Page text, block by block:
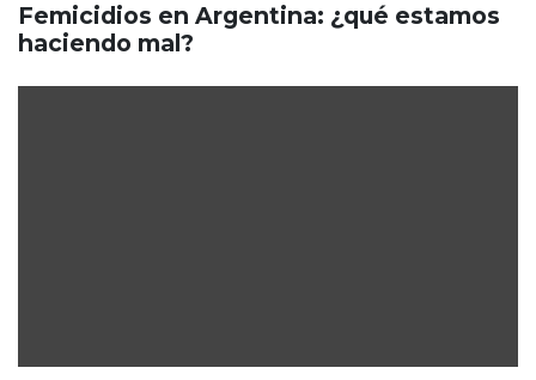
Femicidios en Argentina: ¿qué estamos
haciendo mal?